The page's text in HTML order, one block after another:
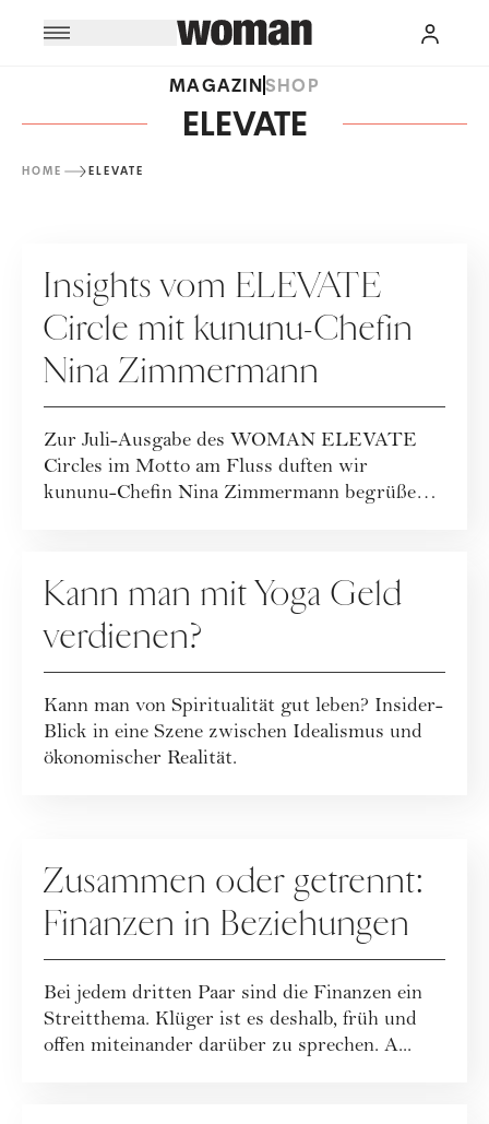
MAGAZINSHOP
ELEVATE
HOME ELEVATE
Insights vom ELEVATE
Circle mit kununu-Chefin
Nina Zimmermann
Zur Juli-Ausgabe des WOMAN ELEVATE
Circles im Motto am Fluss duften wir
kununu-Chefin Nina Zimmermann begrüßen!
Kann man mit Yoga Geld
verdienen?
Kann man von Spiritualität gut leben? Insider-
Blick in eine Szene zwischen Idealismus und
ökonomischer Realität.
Zusammen oder getrennt:
Finanzen in Beziehungen
Bei jedem dritten Paar sind die Finanzen ein
Streitthema. Klüger ist es deshalb, früh und
offen miteinander darüber zu sprechen. A...